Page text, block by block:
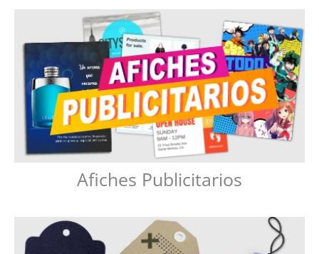
Afiches Publicitarios